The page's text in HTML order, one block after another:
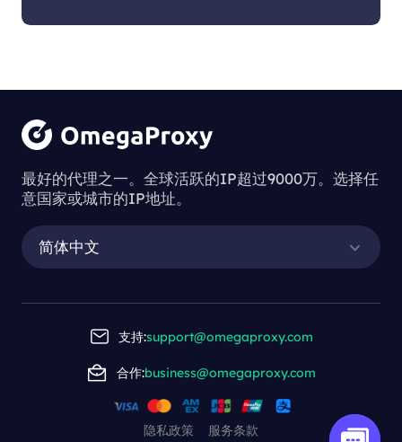
最好的代理之一。全球活跃的IP超过9000万。选择任
意国家或城市的IP地址。
简体中文
支持:support@omegaproxy.com
合作:business@omegaproxy.com
隐私政策 服务条款